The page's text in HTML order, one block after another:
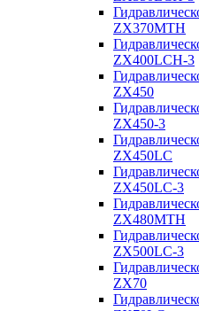
ZX370MTH
ZX400LCH-3
ZX450
ZX450-3
ZX450LC
ZX450LC-3
ZX480MTH
ZX500LC-3
ZX70